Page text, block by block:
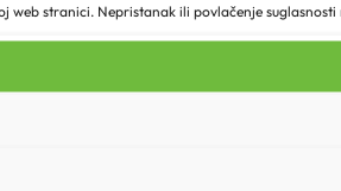
web stranici. Nepristanak ili povlačenje